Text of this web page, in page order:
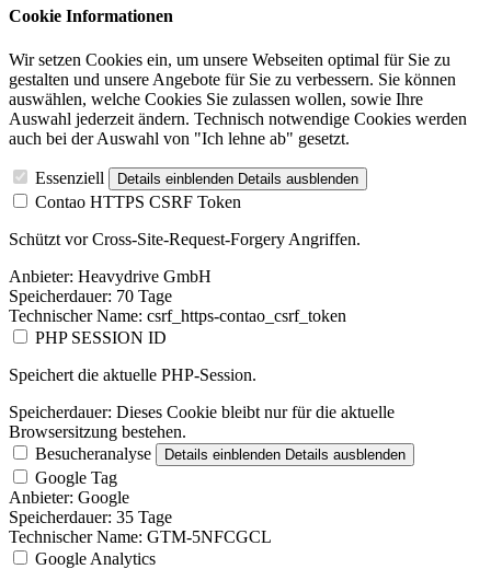
Cookie Informationen
Wir setzen Cookies ein, um unsere Webseiten optimal für Sie zu
gestalten und unsere Angebote für Sie zu verbessern. Sie können
auswählen, welche Cookies Sie zulassen wollen, sowie Ihre
Auswahl jederzeit ändern. Technisch notwendige Cookies werden
auch bei der Auswahl von "Ich lehne ab" gesetzt.
Essenziell Details einblenden Details ausblenden
Contao HTTPS CSRF Token
Schützt vor Cross-Site-Request-Forgery Angriffen.
Anbieter: Heavydrive GmbH
Speicherdauer: 70 Tage
Technischer Name: csrf_https-contao_csrf_token
PHP SESSION ID
Speichert die aktuelle PHP-Session.
Speicherdauer: Dieses Cookie bleibt nur für die aktuelle
Browsersitzung bestehen.
Besucheranalyse
Details einblenden Details ausblenden
Google Tag
Anbieter: Google
Speicherdauer: 35 Tage
Technischer Name: GTM-5NFCGCL
Google Analytics